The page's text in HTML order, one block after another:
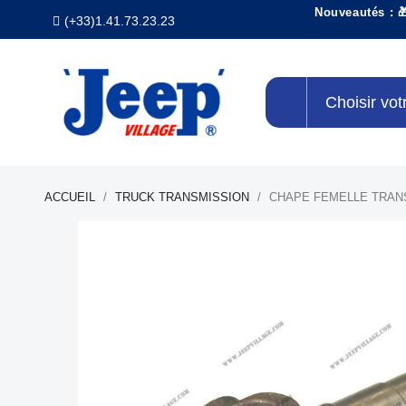
(+33)1.41.73.23.23
Nouveautés :
Choisir
ACCUEIL TRUCK TRANSMISSION CHAPE FEMELLE